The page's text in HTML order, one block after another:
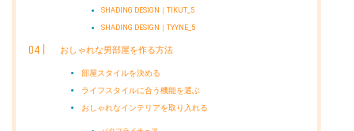
SHADING DESIGN｜TIKUT_5
SHADING DESIGN｜TYYNE_5
おしゃれな男部屋を作る方法
部屋スタイルを決める
ライフスタイルに合う機能を選ぶ
おしゃれなインテリアを取り入れる